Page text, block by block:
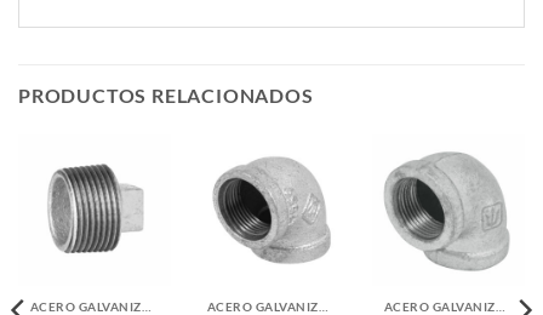
PRODUCTOS RELACIONADOS